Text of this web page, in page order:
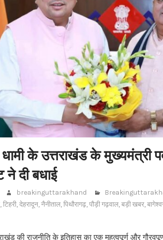
के उत्तराखंड के मुख्यमंत्री
दी बधाई
breakinguttarakhand
,टिहरी,देहरादून,नैनीताल,पिथौरागढ़,पौड़ी गढ़वाल,बड़ी खबर,
की राजनीति के इतिहास का एक महत्वपूर्ण और